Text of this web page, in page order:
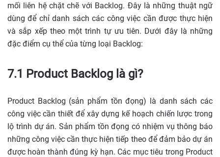
mối liên hệ chặt chẽ với Backlog. Đây là những thuật ngữ
dùng để chỉ danh sách các công việc cần được thực hiện
và sắp xếp theo một trình tự ưu tiên. Dưới đây là những
đặc điểm cụ thể của từng loại Backlog:
7.1 Product Backlog là gì?
Product Backlog (sản phẩm tồn đọng) là danh sách các
công việc cần thiết để xây dựng kế hoạch chiến lược trong
lộ trình dự án. Sản phẩm tồn đọng có nhiệm vụ thông báo
những công việc cần thực hiện tiếp theo để đảm bảo dự án
được hoàn thành đúng kỳ hạn. Các mục tiêu trong Product